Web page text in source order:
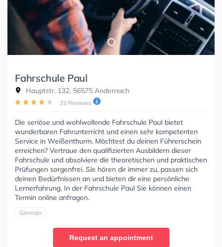
Fahrschule Paul
Hauptstr. 132, 56575 Andernach
33 Reviews
Die seriöse und wohlwollende Fahrschule Paul bietet
wunderbaren Fahrunterricht und einen sehr kompetenten
Service in Weißenthurm. Möchtest du deinen Führerschein
erreichen? Vertraue den qualifizierten Ausbildern dieser
Fahrschule und absolviere die theoretischen und praktischen
Prüfungen sorgenfrei. Sie hören dir immer zu, passen sich
deinen Bedürfnissen an und bieten dir eine persönliche
Lernerfahrung. In der Fahrschule Paul Sie können einen
Termin online anfragen.
German
Request an appointment